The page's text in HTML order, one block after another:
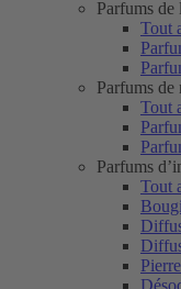
Parfums de
Tout
Parfums de
Tout
Parfums
Tout